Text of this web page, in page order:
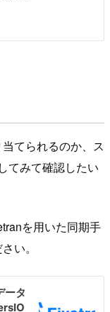
てられるのか、ス
てみて確認したい
を用いた同期手
い。